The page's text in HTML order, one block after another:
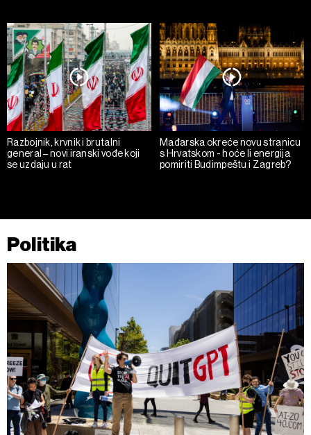
Razbojnik, krvnik i brutalni
general – novi iranski vođe koji
se uzdaju u rat
Mađarska okreće novu stranicu
s Hrvatskom - hoće li energija
pomiriti Budimpeštu i Zagreb?
Politika